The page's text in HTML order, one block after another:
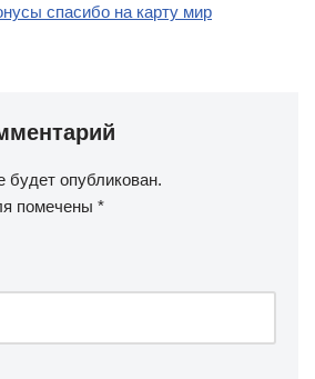
спасибо на карту мир
опубликован.
помечены *